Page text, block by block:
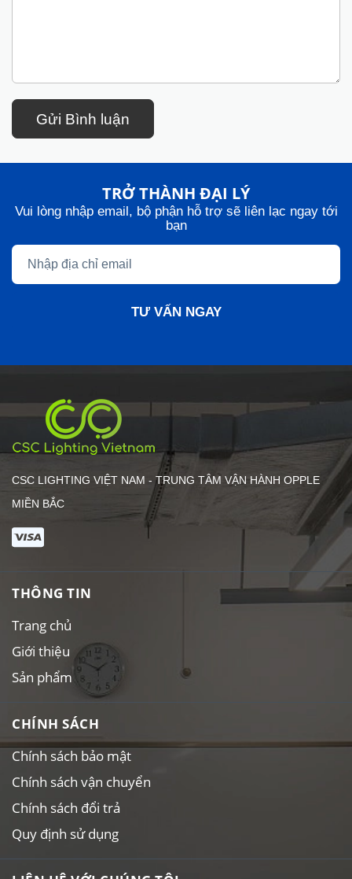
Gửi Bình luận
TRỞ THÀNH ĐẠI LÝ
Vui lòng nhập email, bộ phận hỗ trợ sẽ liên lạc ngay tới
bạn
TƯ VẤN NGAY
CSC LIGHTING VIỆT NAM - TRUNG TÂM VẬN HÀNH OPPLE
MIỀN BẮC
THÔNG TIN
Trang chủ
Giới thiệu
Sản phẩm
CHÍNH SÁCH
Chính sách bảo mật
Chính sách vận chuyển
Chính sách đổi trả
Quy định sử dụng